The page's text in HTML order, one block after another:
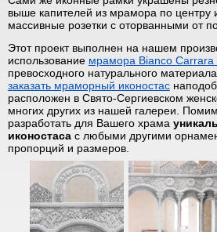
выше капителей из мрамора по центру
массивные розетки с оторванными от
Этот проект выполнен на нашем
использование мрамора Bianco Carrara
превосходного натурального
заказать мраморный иконостас
расположен в Свято-Сергиевском
многих других из нашей галереи.
разработать для Вашего храма
иконостасас любыми другими
пропорций и размеров.